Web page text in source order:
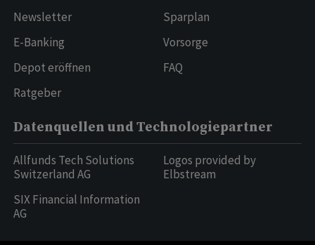
Newsletter
E-Banking
Depot eröffnen
Ratgeber
Sparplan
Vorsorge
FAQ
Datenquellen und Technologiepartner
Allfunds Tech Solutions
Switzerland AG
SIX Financial Information
AG
Logos provided by
Elbstream